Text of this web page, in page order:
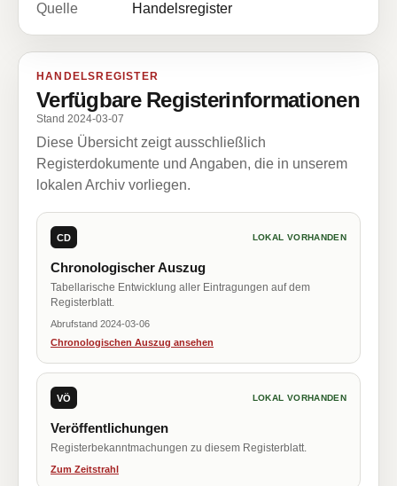
Quelle
Handelsregister
HANDELSREGISTER
Verfügbare Registerinformationen
Stand 2024-03-07
Diese Übersicht zeigt ausschließlich
Registerdokumente und Angaben, die in unserem
lokalen Archiv vorliegen.
CD LOKAL VORHANDEN
Chronologischer Auszug
Tabellarische Entwicklung aller Eintragungen auf dem
Registerblatt.
Abrufstand 2024-03-06
Chronologischen Auszug ansehen
VÖ LOKAL VORHANDEN
Veröffentlichungen
Registerbekanntmachungen zu diesem Registerblatt.
Zum Zeitstrahl